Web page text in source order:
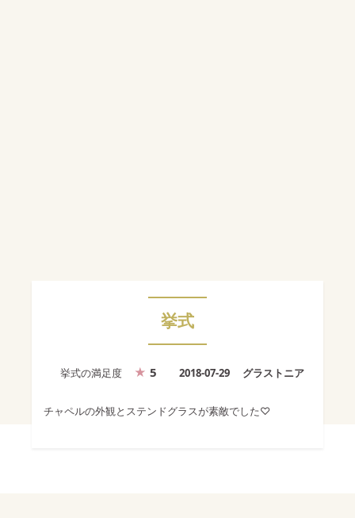
挙式
挙式の満足度 5 2018-07-29 グラストニア
チャペルの外観とステンドグラスが素敵でした♡